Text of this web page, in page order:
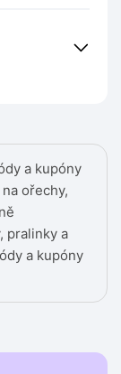
a kupóny
ořechy,
pralinky a
a kupóny